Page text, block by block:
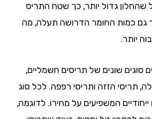
גדול יותר, כך שטח התריס
החומר הדרושה תעלה, מה
שונים של תריסים חשמליים,
הזזה ותריסי רפפה. לכל סוג
המשפיעים על מחירו. לדוגמה,